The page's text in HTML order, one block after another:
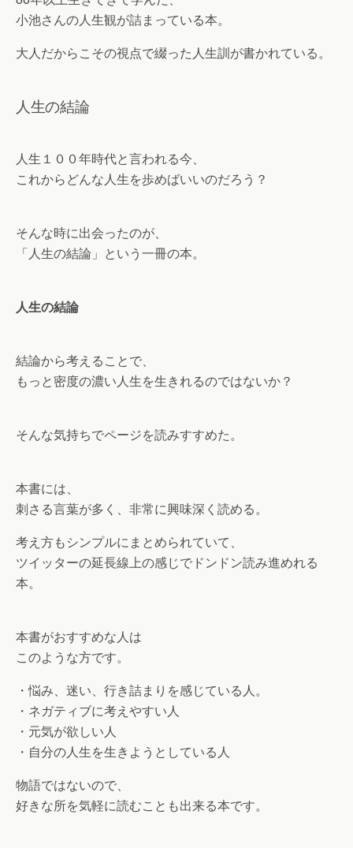
小池さんの人生観が詰まっている本。
大人だからこその視点で綴った人生訓が書かれている。
人生の結論
人生１００年時代と言われる今、
これからどんな人生を歩めばいいのだろう？
そんな時に出会ったのが、
「人生の結論」という一冊の本。
人生の結論
結論から考えることで、
もっと密度の濃い人生を生きれるのではないか？
そんな気持ちでページを読みすすめた。
本書には、
刺さる言葉が多く、非常に興味深く読める。
考え方もシンプルにまとめられていて、
ツイッターの延長線上の感じでドンドン読み進めれる
本。
本書がおすすめな人は
このような方です。
・悩み、迷い、行き詰まりを感じている人。
・ネガティブに考えやすい人
・元気が欲しい人
・自分の人生を生きようとしている人
物語ではないので、
好きな所を気軽に読むことも出来る本です。